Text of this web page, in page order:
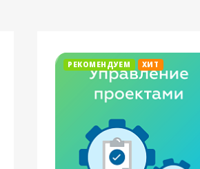
РЕКОМЕНДУЕМ ХИТ